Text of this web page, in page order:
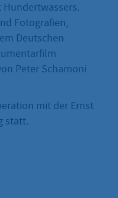
Hundertwassers.
Fotografien,
Deutschen
Peter Schamoni
mit der Ernst
statt.